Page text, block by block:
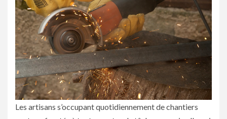
Les artisans s’occupant quotidiennement de chantiers